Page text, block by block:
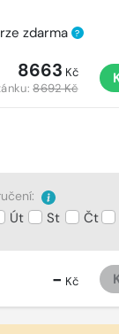
zdarma ?
8663 Kč
8692 Kč
Út St Čt
- Kč